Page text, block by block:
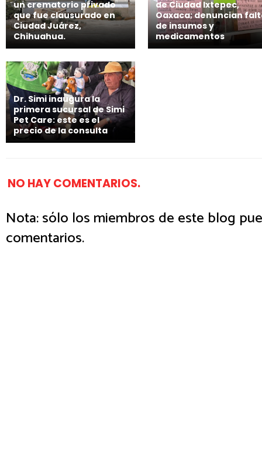
un crematorio privado
que fue clausurado en
Ciudad Juárez,
Chihuahua.
de Ciudad Ixtepec,
Oaxaca; denuncian
de insumos y
medicamentos
Dr. Simi inaugura la
primera sucursal de Simi
Pet Care: este es el
precio de la consulta
NO HAY COMENTARIOS.
Nota: sólo los miembros de este blog
comentarios.